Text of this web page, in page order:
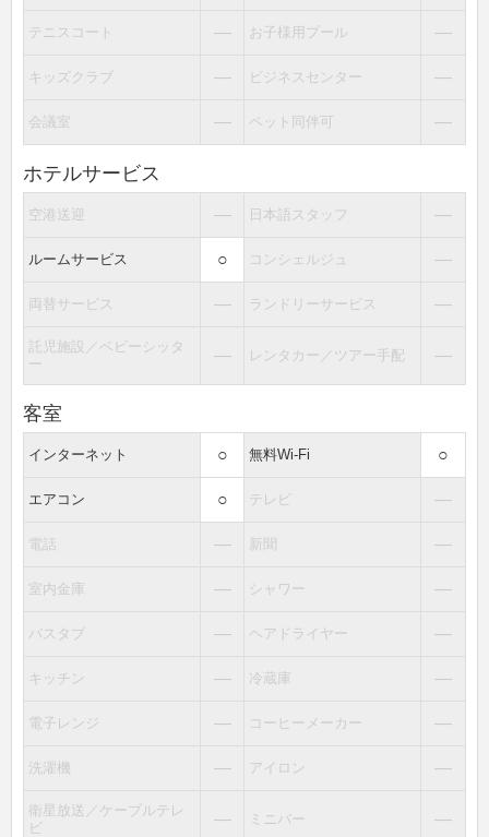
テニスコート ― お子様用プール ―
キッズクラブ ― ビジネスセンター ―
会議室 ― ペット同伴可 ―
ホテルサービス
空港送迎 ― 日本語スタッフ ―
ルームサービス ○ コンシェルジュ ―
両替サービス ― ランドリーサービス ―
託児施設／ベビーシッタ
ー
― レンタカー／ツアー手配 ―
客室
インターネット ○ 無料Wi-Fi ○
エアコン ○ テレビ ―
電話 ― 新聞 ―
室内金庫 ― シャワー ―
バスタブ ― ヘアドライヤー ―
キッチン ― 冷蔵庫 ―
電子レンジ ― コーヒーメーカー ―
洗濯機 ― アイロン ―
衛星放送／ケーブルテレ
ビ
― ミニバー ―